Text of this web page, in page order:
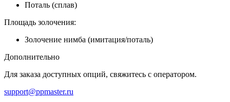
Поталь (сплав)
Площадь золочения:
Золочение нимба (имитация/поталь)
Дополнительно
Для заказа доступных опций, свяжитесь с оператором.
support@ppmaster.ru